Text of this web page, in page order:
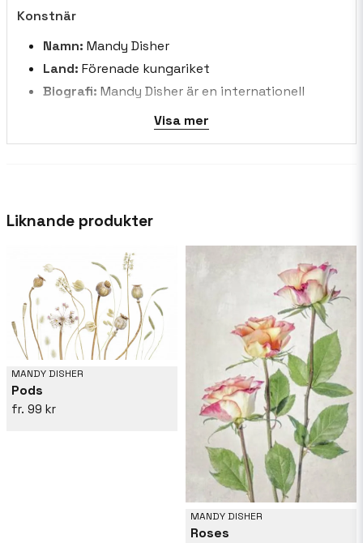
Konstnär
Namn: Mandy Disher
Land: Förenade kungariket
Biografi: Mandy Disher är en internationell
Cambridgeshire. Hennes kreativitet genom
linsen ger en underbar balans av precisa detaljer
bildspråk.
Visa mer
Liknande produkter
MANDY DISHER
Pods
99 kr
MANDY DISHER
Roses